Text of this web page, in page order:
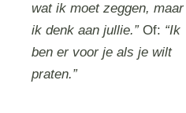
wat ik moet zeggen, maar
ik denk aan jullie.”Of: “Ik
ben er voor je als je wilt
praten.”